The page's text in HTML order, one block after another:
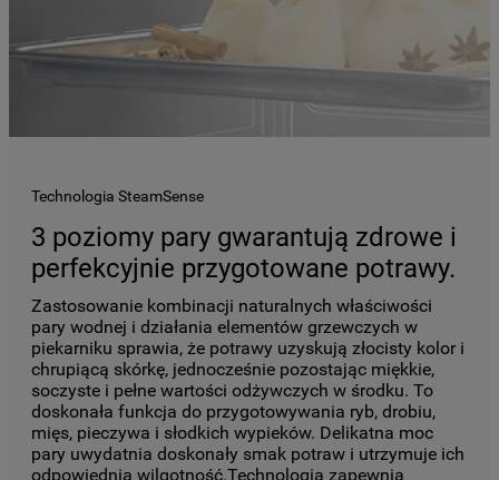
Technologia SteamSense
3 poziomy pary gwarantują zdrowe i
perfekcyjnie przygotowane potrawy.
Zastosowanie kombinacji naturalnych właściwości
pary wodnej i działania elementów grzewczych w
piekarniku sprawia, że potrawy uzyskują złocisty kolor i
chrupiącą skórkę, jednocześnie pozostając miękkie,
soczyste i pełne wartości odżywczych w środku. To
doskonała funkcja do przygotowywania ryb, drobiu,
mięs, pieczywa i słodkich wypieków. Delikatna moc
pary uwydatnia doskonały smak potraw i utrzymuje ich
odpowiednią wilgotność.Technologia zapewnia